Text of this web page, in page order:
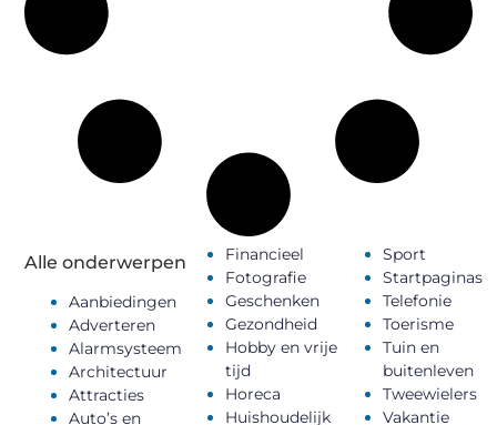
Alle onderwerpen
Aanbiedingen
Adverteren
Alarmsysteem
Architectuur
Attracties
Auto’s en
Financieel
Fotografie
Geschenken
Gezondheid
Hobby en vrije
tijd
Horeca
Huishoudelijk
Sport
Startpaginas
Telefonie
Toerisme
Tuin en
buitenleven
Tweewielers
Vakantie